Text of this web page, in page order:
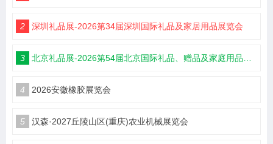
2 深圳礼品展-2026第34届深圳国际礼品及家居用品展览会
3 北京礼品展-2026第54届北京国际礼品、赠品及家庭用品展览会
4 2026安徽橡胶展览会
5 汉森·2027丘陵山区(重庆)农业机械展览会